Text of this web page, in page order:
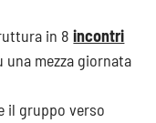
in 8incontri
una mezza giornata
il gruppo verso